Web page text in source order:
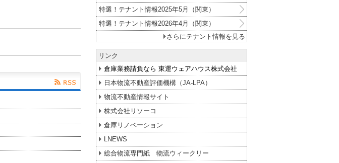
特選！テナント情報2025年5月（関東）
特選！テナント情報2026年4月（関東）
さらにテナント情報を見る
リンク
倉庫業務請負なら 東運ウェアハウス株式会社
日本物流不動産評価機構（JA-LPA）
物流不動産情報サイト
株式会社リソーコ
倉庫リノベーション
LNEWS
総合物流専門紙 物流ウィークリー